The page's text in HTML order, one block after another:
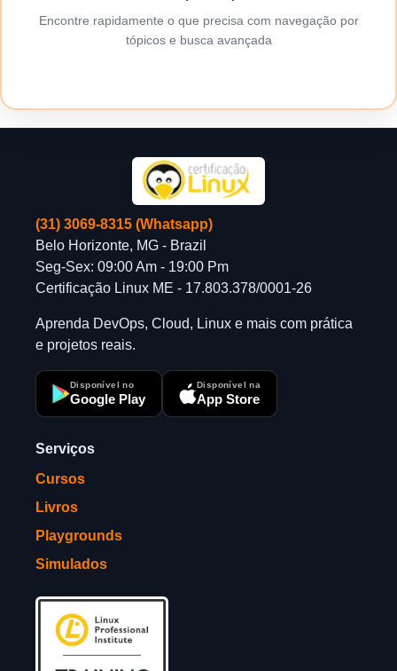
Encontre rapidamente o que precisa com navegação por
tópicos e busca avançada
(31) 3069-8315 (Whatsapp)
Belo Horizonte, MG - Brazil
Seg-Sex: 09:00 Am - 19:00 Pm
Certificação Linux ME - 17.803.378/0001-26
Aprenda DevOps, Cloud, Linux e mais com prática
e projetos reais.
Disponível no
Google Play
Disponível na
App Store
Serviços
Cursos
Livros
Playgrounds
Simulados